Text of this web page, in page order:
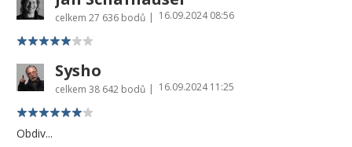
celkem 27 636 bodů 16.09.2024 08:56
Sysho
celkem 38 642 bodů 16.09.2024 11:25
Obdiv...